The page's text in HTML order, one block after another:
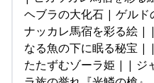
ヘブラの大化石 | ゲル
ナッカレ馬宿を彩る絵 |
なる魚の下に眠る秘宝 |
たたずむゾーラ姫 | | ジ